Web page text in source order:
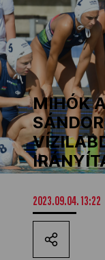
Galéria
Dakar
Los
MOB
MIHÓK
2023.09.04. 13:22